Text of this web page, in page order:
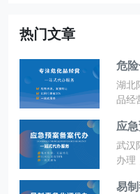
热门文章
危
湖北
品经
应
武汉
办理
易